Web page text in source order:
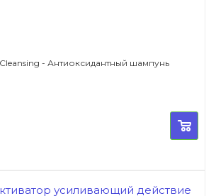
- Антиоксидантный шампунь